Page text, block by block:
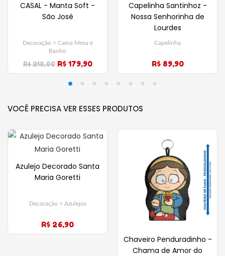
CASAL - Manta Soft -
São José
Decoração > Cama Mesa e
Banho
R$ 210,00 R$ 179,90
Capelinha Santinhoz -
Nossa Senhorinha de
Lourdes
Capelinha
R$ 89,90
VOCÊ PRECISA VER ESSES PRODUTOS
Azulejo Decorado Santa
Maria Goretti
Decoração > Azulejos
R$ 26,90
Chaveiro Penduradinho -
Chama de Amor do